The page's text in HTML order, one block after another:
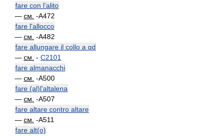
fare con l'alito
— см. -A472
fare l'allocco
— см. -A482
fare allungare il collo a qd
— см. - C2101
fare almanacchi
— см. -A500
fare (al)l'altalena
— см. -A507
fare altare contro altare
— см. -A511
fare alt(o)